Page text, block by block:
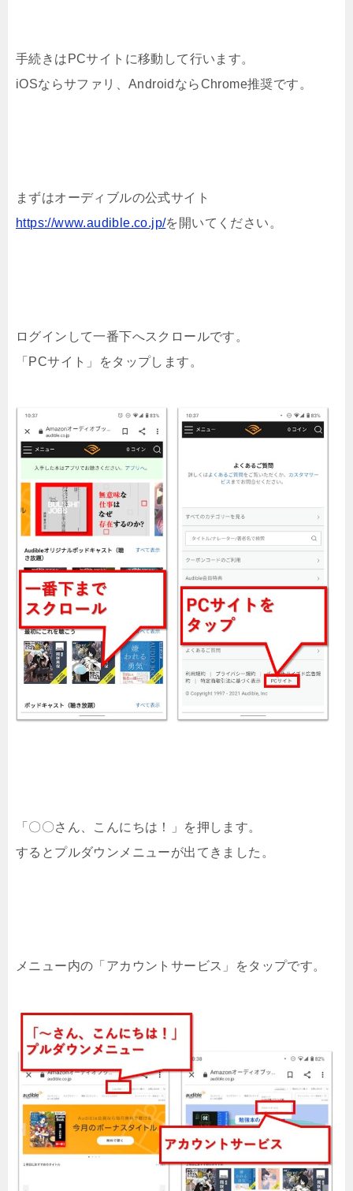
手続きはPCサイトに移動して行います。
iOSならサファリ、AndroidならChrome推奨です。
まずはオーディブルの公式サイト
https://www.audible.co.jp/を開いてください。
ログインして一番下へスクロールです。
「PCサイト」をタップします。
「〇〇さん、こんにちは！」を押します。
するとプルダウンメニューが出てきました。
メニュー内の「アカウントサービス」をタップです。